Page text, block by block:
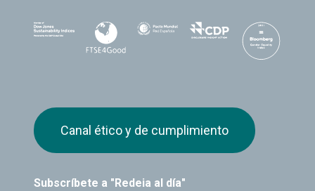
Subscríbete a "Redeia al día"
Canal ético y de cumplimiento